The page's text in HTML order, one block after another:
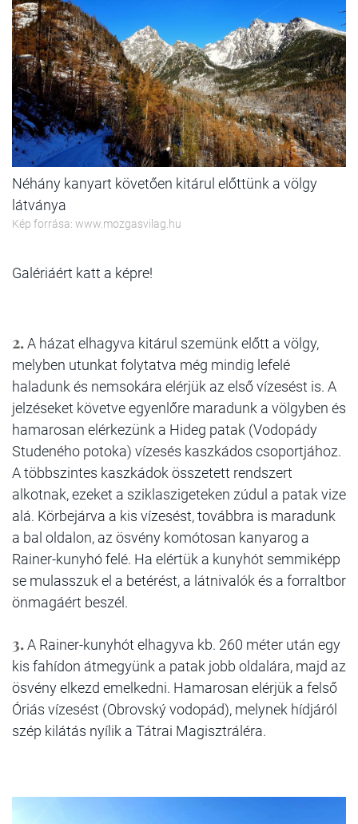
Néhány kanyart követően kitárul előttünk a völgy
látványa
Kép forrása: www.mozgasvilag.hu
Galériáért katt a képre!
2.A házat elhagyva kitárul szemünk előtt a völgy,
melyben utunkat folytatva még mindig lefelé
haladunk és nemsokára elérjük az első vízesést is. A
jelzéseket követve egyenlőre maradunk a völgyben és
hamarosan elérkezünk a Hideg patak (Vodopády
Studeného potoka) vízesés kaszkádos csoportjához.
A többszintes kaszkádok összetett rendszert
alkotnak, ezeket a sziklaszigeteken zúdul a patak vize
alá. Körbejárva a kis vízesést, továbbra is maradunk
a bal oldalon, az ösvény komótosan kanyarog a
Rainer-kunyhó felé. Ha elértük a kunyhót semmiképp
se mulasszuk el a betérést, a látnivalók és a forraltbor
önmagáért beszél.
3.A Rainer-kunyhót elhagyva kb. 260 méter után egy
kis fahídon átmegyünk a patak jobb oldalára, majd az
ösvény elkezd emelkedni. Hamarosan elérjük a felső
Óriás vízesést (Obrovský vodopád), melynek hídjáról
szép kilátás nyílik a Tátrai Magisztráléra.